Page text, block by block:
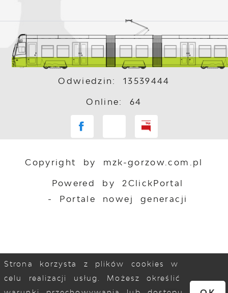
Odwiedzin: 13539444
Online: 64
Copyright by mzk-gorzow.com.pl
Powered by 2ClickPortal
- Portale nowej generacji
Strona korzysta z plików cookies w
celu realizacji usług. Możesz określić